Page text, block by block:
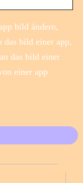
bild ändern,
das bild einer app,
das bild einer
einer app